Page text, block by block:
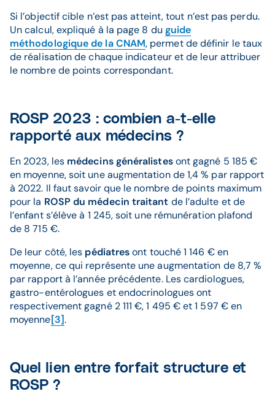
Si l’objectif cible n’est pas atteint, tout n’est pas perdu.
Un calcul, expliqué à la page 8 du guide
méthodologique de la CNAM, permet de définir le taux
de réalisation de chaque indicateur et de leur attribuer
le nombre de points correspondant.
ROSP 2023 : combien a-t-elle
rapporté aux médecins ?
En 2023, les médecins généralistesont gagné 5 185 €
en moyenne, soit une augmentation de 1,4 % par rapport
à 2022. Il faut savoir que le nombre de points maximum
pour la ROSP du médecin traitant de l’adulte et de
l’enfant s’élève à 1 245, soit une rémunération plafond
de 8 715 €.
De leur côté, les pédiatresont touché 1 146 € en
moyenne, ce qui représente une augmentation de 8,7 %
par rapport à l’année précédente. Les cardiologues,
gastro-entérologues et endocrinologues ont
respectivement gagné 2 111 €, 1 495 € et 1 597 € en
moyenne[3].
Quel lien entre forfait structure et
ROSP ?